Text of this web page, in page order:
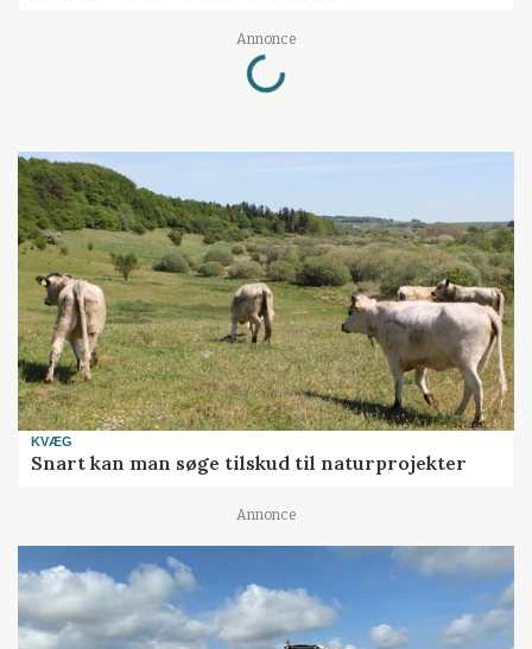
Annonce
Loading...
KVÆG
Snart kan man søge tilskud til naturprojekter
Annonce